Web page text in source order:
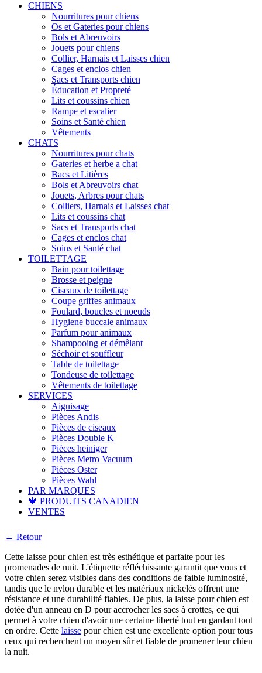
CHIENS
Nourritures pour chiens
Os et Gateries pour chiens
Bols et Abreuvoirs
Jouets pour chiens
Collier, Harnais et Laisses chien
Cages et enclos chien
Sacs et Transports chien
Éducation et Propreté
Lits et coussins chien
Rampe et escalier
Soins et Santé chien
Vêtements
CHATS
Nourritures pour chats
Gateries et herbe a chat
Bacs et Litières
Bols et Abreuvoirs chat
Jouets, Arbres pour chats
Colliers, Harnais et Laisses chat
Lits et coussins chat
Sacs et Transports chat
Cages et enclos chat
Soins et Santé chat
TOILETTAGE
Bain pour toilettage
Brosse et peigne
Ciseaux de toilettage
Coupe griffes animaux
Foulard, boucles et noeuds
Hygiene buccale animaux
Parfum pour animaux
Shampooing et démêlant
Séchoir et souffleur
Table de toilettage
Tondeuse de toilettage
Vêtements de toilettage
SERVICES
Aiguisage
Pièces Andis
Pièces de ciseaux
Pièces Double K
Pièces heiniger
Pièces Metro Vacuum
Pièces Oster
Pièces Wahl
PAR MARQUES
🍁 PRODUITS CANADIEN
VENTES
← Retour
Cette laisse pour chien est très esthétique et parfaite pour les
promenades de nuit. L'étiquette réfléchissante garantit que vous et
votre chien serez visibles dans des conditions de faible luminosité,
tandis que le nylon durable et les matériaux nickelés offrent une
résistance et une durabilité fiables. De plus, la laisse pour chien est
dotée d'un anneau en D pour accrocher les sacs à crottes, ce qui
permet à votre chien d'avoir une certaine liberté tout en gardant tout
en ordre. Cette laisse pour chien est une excellente option pour tous
ceux qui recherchent un moyen sûr et fiable de promener leur chien
la nuit.